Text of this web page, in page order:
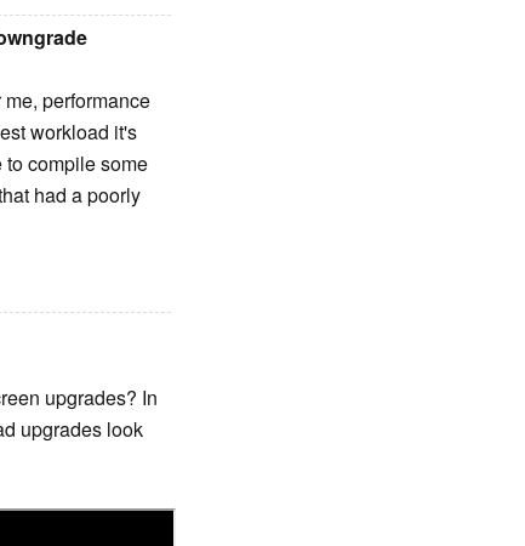
performance
workload it's
compile some
had a poorly
upgrades? In
upgrades look